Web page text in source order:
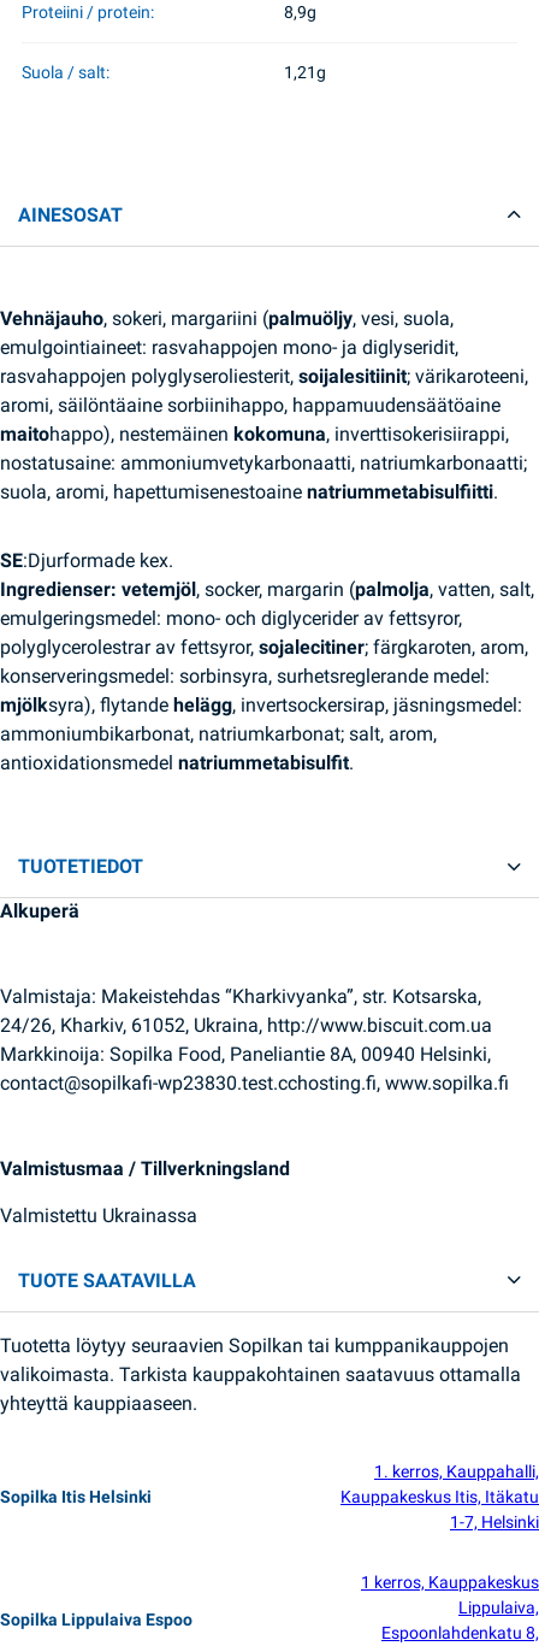
Proteiini / protein: 8,9g
Suola / salt: 1,21g
AINESOSAT
Vehnäjauho, sokeri, margariini (palmuöljy, vesi, suola,
emulgointiaineet: rasvahappojen mono- ja diglyseridit,
rasvahappojen polyglyseroliesterit, soijalesitiinit; värikaroteeni,
aromi, säilöntäaine sorbiinihappo, happamuudensäätöaine
maitohappo), nestemäinen kokomuna, inverttisokerisiirappi,
nostatusaine: ammoniumvetykarbonaatti, natriumkarbonaatti;
suola, aromi, hapettumisenestoaine natriummetabisulfiitti.
SE:Djurformade kex.
Ingredienser: vetemjöl, socker, margarin (palmolja, vatten, salt,
emulgeringsmedel: mono- och diglycerider av fettsyror,
polyglycerolestrar av fettsyror, sojalecitiner; färgkaroten, arom,
konserveringsmedel: sorbinsyra, surhetsreglerande medel:
mjölksyra), flytande helägg, invertsockersirap, jäsningsmedel:
ammoniumbikarbonat, natriumkarbonat; salt, arom,
antioxidationsmedel natriummetabisulfit.
TUOTETIEDOT
Alkuperä
Valmistaja: Makeistehdas “Kharkivyanka”, str. Kotsarska,
24/26, Kharkiv, 61052, Ukraina, http://www.biscuit.com.ua
Markkinoija: Sopilka Food, Paneliantie 8A, 00940 Helsinki,
contact@sopilkafi-wp23830.test.cchosting.fi, www.sopilka.fi
Valmistusmaa / Tillverkningsland
Valmistettu Ukrainassa
TUOTE SAATAVILLA
Tuotetta löytyy seuraavien Sopilkan tai kumppanikauppojen
valikoimasta. Tarkista kauppakohtainen saatavuus ottamalla
yhteyttä kauppiaaseen.
Sopilka Itis Helsinki
1. kerros, Kauppahalli,
Kauppakeskus Itis, Itäkatu
1-7, Helsinki
Sopilka Lippulaiva Espoo
1 kerros, Kauppakeskus
Lippulaiva,
Espoonlahdenkatu 8,